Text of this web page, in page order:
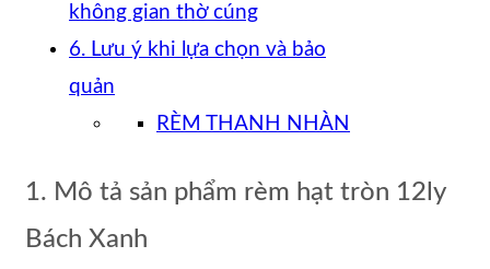
không gian thờ cúng
6. Lưu ý khi lựa chọn và bảo
quản
RÈM THANH NHÀN
1. Mô tả sản phẩm rèm hạt tròn 12ly
Bách Xanh